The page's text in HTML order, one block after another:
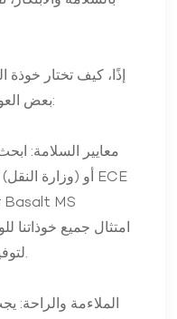
إذًا، كيف تختار خوذة
بعض العوامل الرئيسية التي يجب مراعاتها:
معايير السلامة:
لتوفير أقصى قدر من الحماية للركاب.
الملاءمة والراحة: